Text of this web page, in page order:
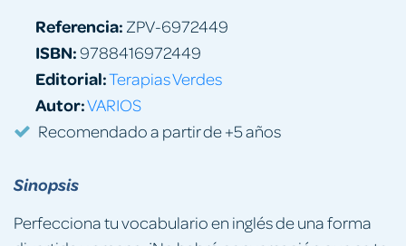
Sinopsis
Perfecciona tu vocabulario en inglés de una forma
Referencia: ZPV-6972449
ISBN:9788416972449
Editorial:Terapias Verdes
Autor:VARIOS
Recomendado a partir de +5 años